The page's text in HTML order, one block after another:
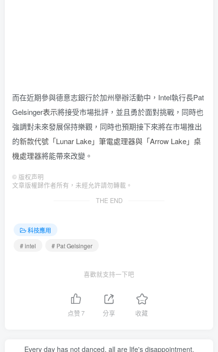
而在近期參與德意志銀行於加州舉辦活動中，Intel執行長Pat
Gelsinger表示將接受市場批評，並且勇於面對挑戰，同時也
強調對未來發展保持樂觀，同時也預期接下來將在市場推出
的新款代號「Lunar Lake」筆電處理器與「Arrow Lake」桌
機處理器將能帶來改變。
© 版权声明
文章版權歸作者所有，未經允許請勿轉載。
THE END
科技應用
# intel
# Pat Gelsinger
喜歡就支持一下吧
点赞7 分享 收藏
Every day has not danced, all are life's disappointment.